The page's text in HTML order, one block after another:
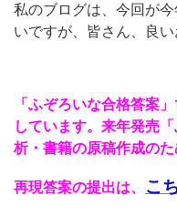
私のブログは、今回が
いですが、皆さん、良
「ふぞろいな合格答案
しています。来年発売
析・書籍の原稿作成の
再現答案の提出は、 こ